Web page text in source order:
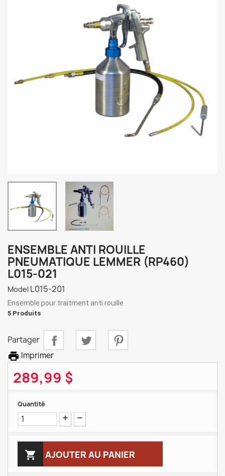
ENSEMBLE ANTI ROUILLE
PNEUMATIQUE LEMMER (RP460)
L015-021
Model L015-201
Ensemble pour traitment anti rouille
5 Produits
Partager
 Imprimer
289,99 $
Quantité
 AJOUTER AU PANIER